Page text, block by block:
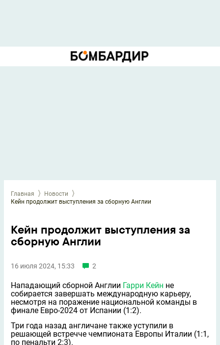
Главная
Новости
Кейн продолжит выступления за сборную Англии
Кейн продолжит выступления за
сборную Англии
16 июля 2024, 15:33 2
Нападающий сборной Англии Гарри Кейн не
собирается завершать международную карьеру,
несмотря на поражение национальной команды в
финале Евро-2024 от Испании (1:2).
Три года назад англичане также уступили в
решающей встречче чемпионата Европы Италии (1:1,
по пенальти 2:3).